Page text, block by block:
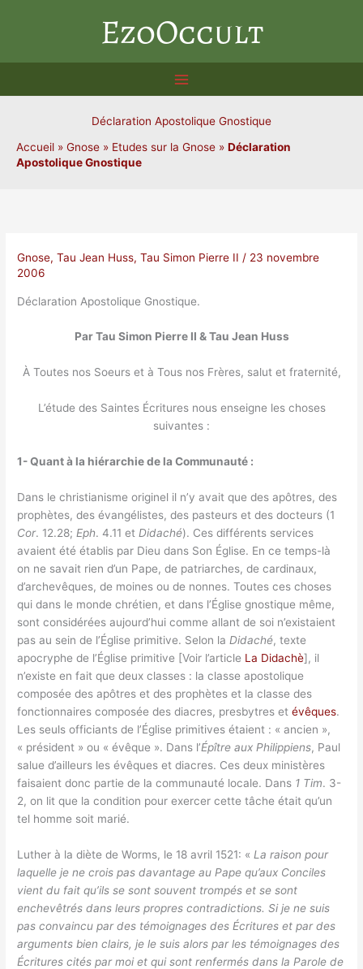
EzoOccult
Déclaration Apostolique Gnostique
Accueil » Gnose » Etudes sur la Gnose » Déclaration
Apostolique Gnostique
Gnose,Tau Jean Huss,Tau Simon Pierre II / 23 novembre
2006
Déclaration Apostolique Gnostique.
Par Tau Simon Pierre II & Tau Jean Huss
À Toutes nos Soeurs et à Tous nos Frères, salut et fraternité,
L’étude des Saintes Écritures nous enseigne les choses
suivantes :
1- Quant à la hiérarchie de la Communauté :
Dans le christianisme originel il n’y avait que des apôtres, des
prophètes, des évangélistes, des pasteurs et des docteurs (1
Cor. 12.28; Eph. 4.11 et Didaché). Ces différents services
avaient été établis par Dieu dans Son Église. En ce temps-là
on ne savait rien d’un Pape, de patriarches, de cardinaux,
d’archevêques, de moines ou de nonnes. Toutes ces choses
qui dans le monde chrétien, et dans l’Église gnostique même,
sont considérées aujourd’hui comme allant de soi n’existaient
pas au sein de l’Église primitive. Selon la Didaché, texte
apocryphe de l’Église primitive [Voir l’article La Didachè], il
n’existe en fait que deux classes : la classe apostolique
composée des apôtres et des prophètes et la classe des
fonctionnaires composée des diacres, presbytres etévêques.
Les seuls officiants de l’Église primitives étaient : « ancien »,
« président » ou « évêque ». Dans l’Épître aux Philippiens, Paul
salue d’ailleurs les évêques et diacres. Ces deux ministères
faisaient donc partie de la communauté locale. Dans 1 Tim. 3-
2, on lit que la condition pour exercer cette tâche était qu’un
tel homme soit marié.
Luther à la diète de Worms, le 18 avril 1521: « La raison pour
laquelle je ne crois pas davantage au Pape qu’aux Conciles
vient du fait qu’ils se sont souvent trompés et se sont
enchevêtrés dans leurs propres contradictions. Si je ne suis
pas convaincu par des témoignages des Écritures et par des
arguments bien clairs, je le suis alors par les témoignages des
Écritures cités par moi et qui sont renfermés dans la Parole de